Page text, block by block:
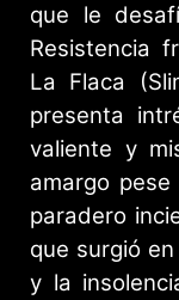
que le
Resistencia
La Flaca
presenta
valiente y
amargo
paradero
que surgió
y la